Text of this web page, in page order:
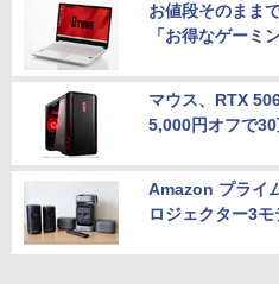
お値段そのまま
「お得なゲーミ
マウス、RTX
5,000円オフで30
Amazon プライ
ロジェクター3